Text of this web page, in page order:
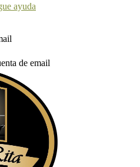
ayuda
de email